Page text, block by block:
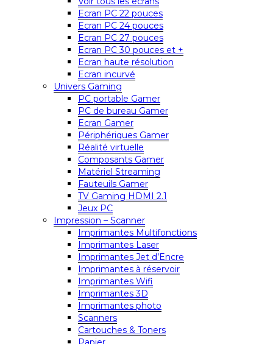
Ecran PC 22 pouces
Ecran PC 24 pouces
Ecran PC 27 pouces
Ecran PC 30 pouces et +
Ecran haute résolution
Ecran incurvé
Univers Gaming
PC portable Gamer
PC de bureau Gamer
Ecran Gamer
Périphériques Gamer
Réalité virtuelle
Composants Gamer
Matériel Streaming
Fauteuils Gamer
TV Gaming HDMI 2.1
Jeux PC
Impression – Scanner
Imprimantes Multifonctions
Imprimantes Laser
Imprimantes Jet d’Encre
Imprimantes à réservoir
Imprimantes Wifi
Imprimantes 3D
Imprimantes photo
Scanners
Cartouches & Toners